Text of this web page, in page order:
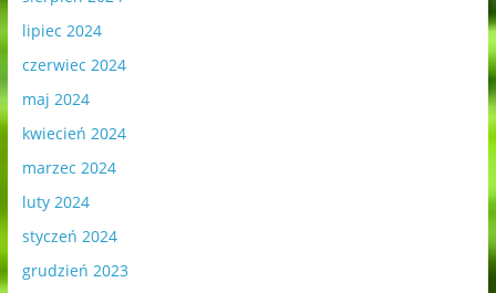
lipiec 2024
czerwiec 2024
maj 2024
kwiecień 2024
marzec 2024
luty 2024
styczeń 2024
grudzień 2023